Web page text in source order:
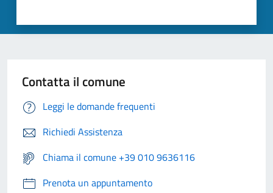
Contatta il comune
Leggi le domande frequenti
Richiedi Assistenza
Chiama il comune +39 010 9636116
Prenota un appuntamento